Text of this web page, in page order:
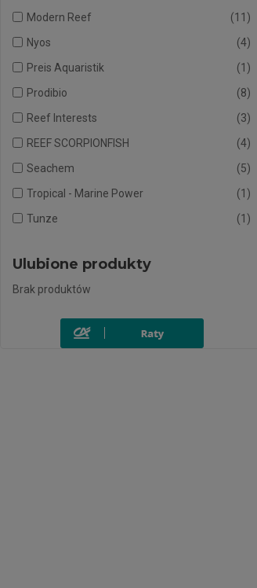
Modern Reef
11
Nyos
4
Preis Aquaristik
1
Prodibio
8
Reef Interests
3
REEF SCORPIONFISH
4
Seachem
5
Tropical - Marine Power
1
Tunze
1
Ulubione produkty
Brak produktów